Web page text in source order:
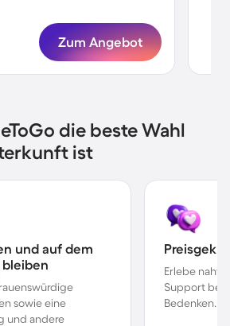
Zum Angebot
die beste Wahl
ist
und auf dem
sowie eine
und andere
Erlebe
Support bei
Bedenken.